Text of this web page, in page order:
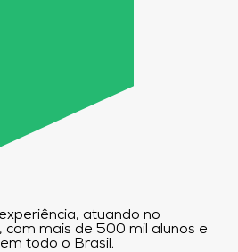
atuando no
com mais de 500 mil alunos e
todo o Brasil.